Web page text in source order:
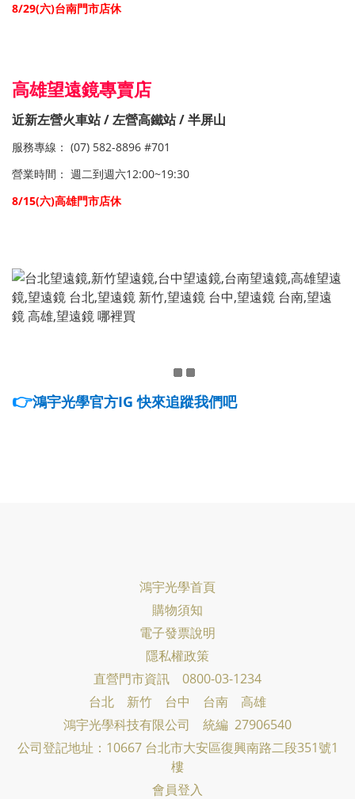
8/29(六)台南門市店休
高雄望遠鏡專賣店
近新左營火車站 / 左營高鐵站 / 半屏山
服務專線： (07) 582-8896 #701
營業時間： 週二到週六12:00~19:30
8/15(六)高雄門市店休
👉鴻宇光學官方IG 快來追蹤我們吧
鴻宇光學首頁
購物須知
電子發票說明
隱私權政策
直營門市資訊 0800-03-1234
台北 新竹 台中 台南 高雄
鴻宇光學科技有限公司 統編 27906540
公司登記地址：10667 台北市大安區復興南路二段351號1
樓
會員登入